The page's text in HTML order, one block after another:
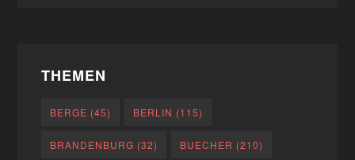
THEMEN
BERGE (45) BERLIN (115)
BRANDENBURG (32) BUECHER (210)